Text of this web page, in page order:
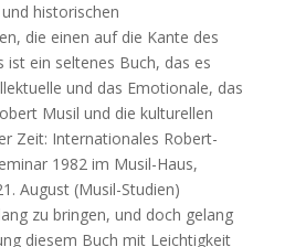
historischen
die einen auf die Kante des
ist ein seltenes Buch, das es
und das Emotionale, das
Musil und die kulturellen
Zeit: Internationales Robert-
1982 im Musil-Haus,
August (Musil-Studien)
zu bringen, und doch gelang
diesem Buch mit Leichtigkeit